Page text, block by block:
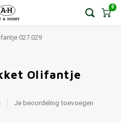
0
027.029
Olifantje
Je beoordeling toevoegen